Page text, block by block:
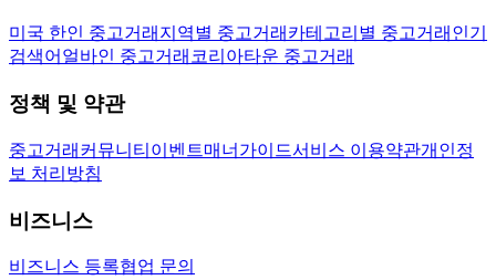
미국 한인 중고거래 지역별 중고거래 카테고리별 중고거래 인기
검색어 얼바인 중고거래 코리아타운 중고거래
정책 및 약관
중고거래 커뮤니티 이벤트매너가이드서비스 이용약관개인정
보 처리방침
비즈니스
비즈니스 등록협업 문의